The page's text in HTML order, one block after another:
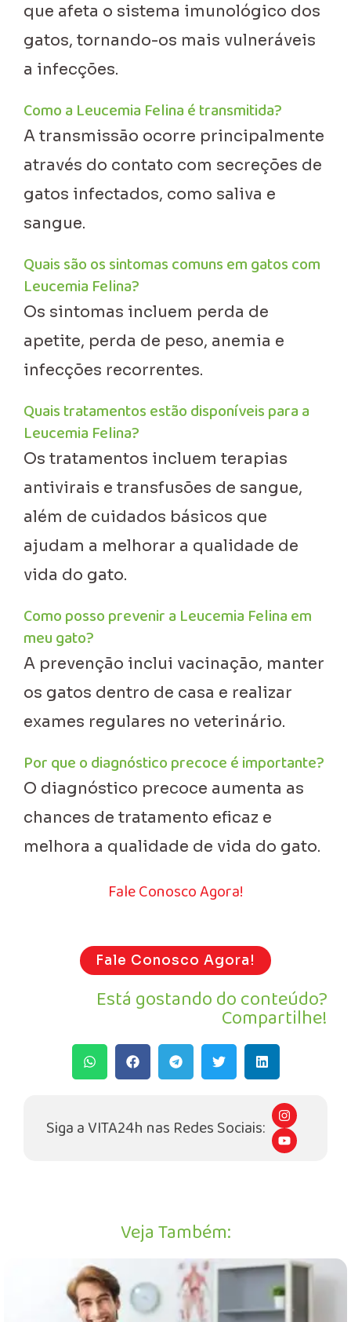
que afeta o sistema imunológico dos
gatos, tornando-os mais vulneráveis
a infecções.
Como a Leucemia Felina é transmitida?
A transmissão ocorre principalmente
através do contato com secreções de
gatos infectados, como saliva e
sangue.
Quais são os sintomas comuns em gatos com
Leucemia Felina?
Os sintomas incluem perda de
apetite, perda de peso, anemia e
infecções recorrentes.
Quais tratamentos estão disponíveis para a
Leucemia Felina?
Os tratamentos incluem terapias
antivirais e transfusões de sangue,
além de cuidados básicos que
ajudam a melhorar a qualidade de
vida do gato.
Como posso prevenir a Leucemia Felina em
meu gato?
A prevenção inclui vacinação, manter
os gatos dentro de casa e realizar
exames regulares no veterinário.
Por que o diagnóstico precoce é importante?
O diagnóstico precoce aumenta as
chances de tratamento eficaz e
melhora a qualidade de vida do gato.
Fale Conosco Agora!
Fale Conosco Agora!
Está gostando do conteúdo?
Compartilhe!
Siga a VITA24h nas Redes Sociais:
I
n
s
t
a
Y
o
u
Veja Também: